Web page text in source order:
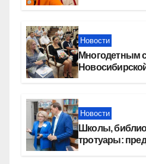
Новости
Многодетным
Новости
Школы,
тротуары: